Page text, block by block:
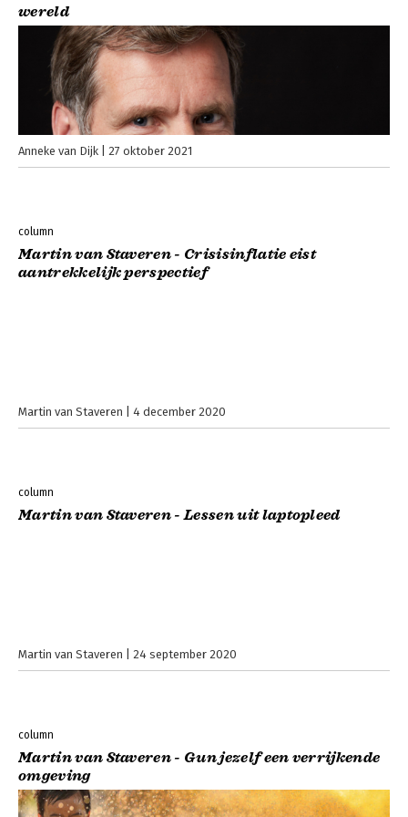
wereld
Anneke van Dijk 27 oktober 2021
column
Martin van Staveren - Crisisinflatie eist
aantrekkelijk perspectief
Martin van Staveren 4 december 2020
column
Martin van Staveren - Lessen uit laptopleed
Martin van Staveren 24 september 2020
column
Martin van Staveren - Gun jezelf een verrijkende
omgeving